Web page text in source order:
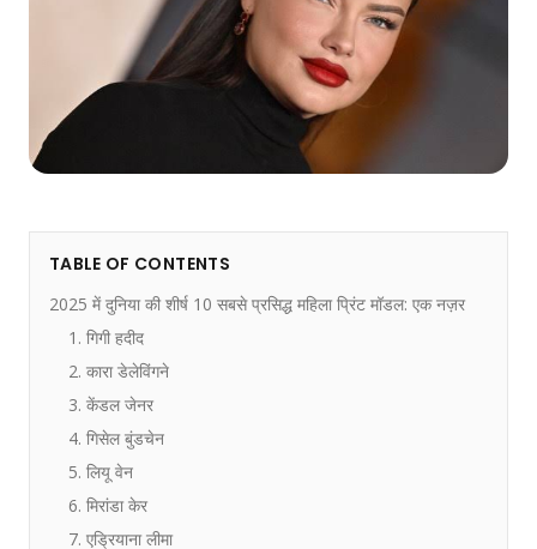
TABLE OF CONTENTS
2025 में दुनिया की शीर्ष 10 सबसे प्रसिद्ध महिला प्रिंट मॉडल: एक नज़र
1. गिगी हदीद
2. कारा डेलेविंगने
3. केंडल जेनर
4. गिसेल बुंडचेन
5. लियू वेन
6. मिरांडा केर
7. एड्रियाना लीमा